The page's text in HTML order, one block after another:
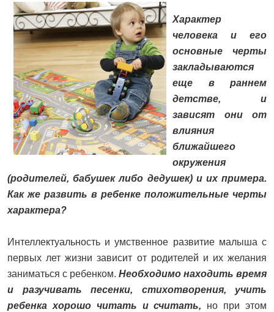
Характер
человека и его
основные черты
закладываются
еще в раннем
детстве, и
зависят они от
влияния
ближайшего
окружения
(родителей, бабушек либо дедушек) и их примера.
Как же развить в ребенке положительные черты
характера?
Интеллектуальность и умственное развитие малыша с
первых лет жизни зависит от родителей и их желания
заниматься с ребенком. Необходимо находить время
и разучивать песенки, стихотворения, учить
ребенка хорошо читать и считать, но при этом